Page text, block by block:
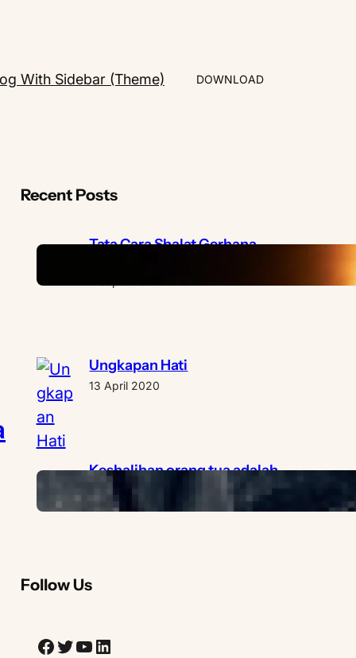
With Sidebar (Theme) DOWNLOAD
Recent Posts
Tata Cara Shalat Gerhana
Ungkapan Hati
13 April 2020
Keshalihan orang tua adalah
asuransi terbaik untuk anaknya
19 Februari 2019
Follow Us
Facebook Twitter YouTube LinkedIn